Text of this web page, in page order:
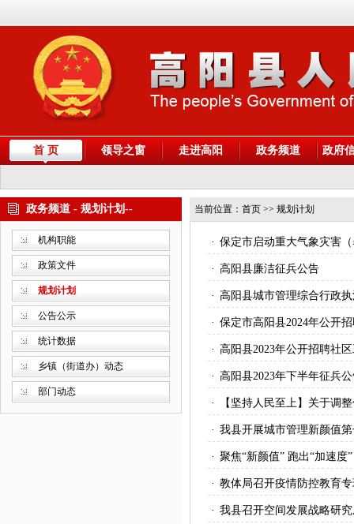
首 页 领导之窗 走进高阳 政务频道 政府
政务频道 - 规划计划--
机构职能
政策文件
规划计划
公告公示
统计数据
乡镇（街道办）动态
部门动态
当前位置： 首页 >> 规划计划
· 保定市启动重大气象灾害
· 高阳县廉洁征兵公告
· 高阳县城市管理综合行政
· 保定市高阳县2024年公开
· 高阳县2023年公开招聘社
· 高阳县2023年下半年征兵
· 【坚持人民至上】关于调
· 我县开展城市管理新颜值
· 聚焦“新颜值” 跑出“加速
· 教体局召开疫情防控教育
· 我县召开空间发展战略研